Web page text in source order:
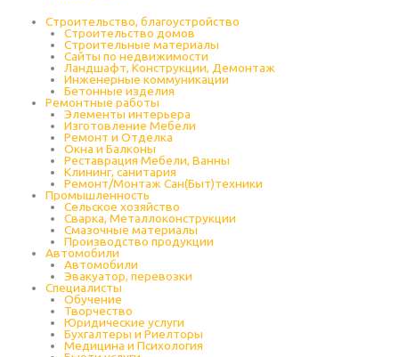
Строительство, благоустройство
Строительство домов
Строительные материалы
Сайты по недвижимости
Ландшафт, Конструкции, Демонтаж
Инженерные коммуникации
Бетонные изделия
Ремонтные работы
Элементы интерьера
Изготовление Мебели
Ремонт и Отделка
Окна и Балконы
Реставрация Мебели, Ванны
Клининг, санитария
Ремонт/Монтаж Сан(Быт)техники
Промышленность
Cельское хозяйство
Сварка, Металлоконструкции
Cмазочные материалы
Производство продукции
Автомобили
Автомобили
Эвакуатор, перевозки
Специалисты
Обучение
Творчество
Юридические услуги
Бухгалтеры и Риелторы
Медицина и Психология